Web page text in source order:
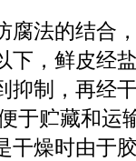
腐法的结合
下，鲜皮经
抑制，再经
贮藏和运
干燥时由于